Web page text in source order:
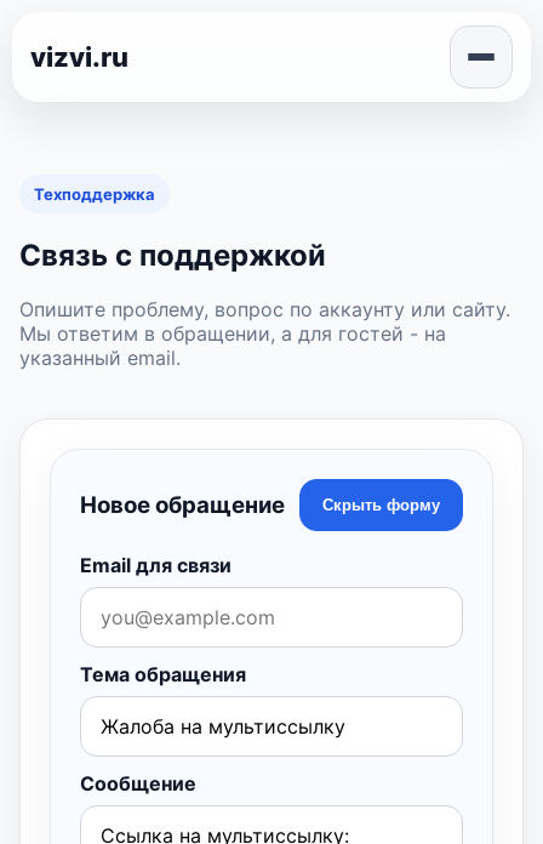
vizvi.ru
Техподдержка
Связь с поддержкой
Опишите проблему, вопрос по аккаунту или сайту.
Мы ответим в обращении, а для гостей - на
указанный email.
Новое обращение Скрыть форму
Email для связи
Тема обращения
Сообщение